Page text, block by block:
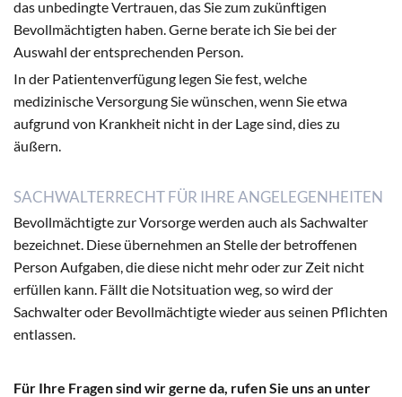
das unbedingte Vertrauen, das Sie zum zukünftigen
Bevollmächtigten haben. Gerne berate ich Sie bei der
Auswahl der entsprechenden Person.
In der Patientenverfügung legen Sie fest, welche
medizinische Versorgung Sie wünschen, wenn Sie etwa
aufgrund von Krankheit nicht in der Lage sind, dies zu
äußern.
SACHWALTERRECHT FÜR IHRE ANGELEGENHEITEN
Bevollmächtigte zur Vorsorge werden auch als Sachwalter
bezeichnet. Diese übernehmen an Stelle der betroffenen
Person Aufgaben, die diese nicht mehr oder zur Zeit nicht
erfüllen kann. Fällt die Notsituation weg, so wird der
Sachwalter oder Bevollmächtigte wieder aus seinen Pflichten
entlassen.
Für Ihre Fragen sind wir gerne da, rufen Sie uns an unter